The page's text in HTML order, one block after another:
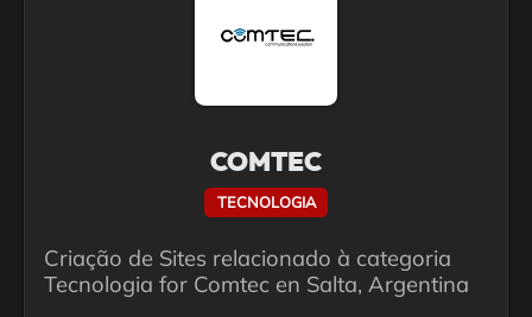
COMTEC
TECNOLOGIA
Criação de Sites relacionado à categoria
Tecnologia for Comtec en Salta, Argentina